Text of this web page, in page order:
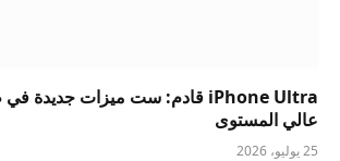
عالي المستوى
25 يوليو، 2026